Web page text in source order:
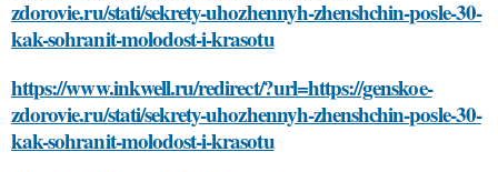
zdorovie.ru/stati/sekrety-uhozhennyh-zhenshchin-posle-30-
kak-sohranit-molodost-i-krasotu
https://www.inkwell.ru/redirect/?url=https://genskoe-
zdorovie.ru/stati/sekrety-uhozhennyh-zhenshchin-posle-30-
kak-sohranit-molodost-i-krasotu